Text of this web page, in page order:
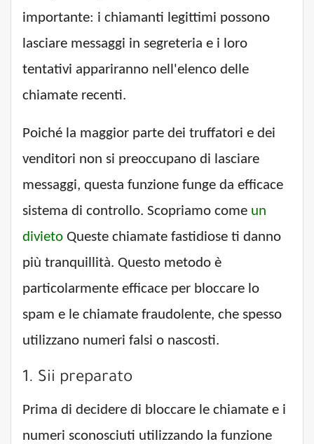
importante: i chiamanti legittimi possono
lasciare messaggi in segreteria e i loro
tentativi appariranno nell'elenco delle
chiamate recenti.
Poiché la maggior parte dei truffatori e dei
venditori non si preoccupano di lasciare
messaggi, questa funzione funge da efficace
sistema di controllo. Scopriamo come un
divieto Queste chiamate fastidiose ti danno
più tranquillità. Questo metodo è
particolarmente efficace per bloccare lo
spam e le chiamate fraudolente, che spesso
utilizzano numeri falsi o nascosti.
1. Sii preparato
Prima di decidere di bloccare le chiamate e i
numeri sconosciuti utilizzando la funzione